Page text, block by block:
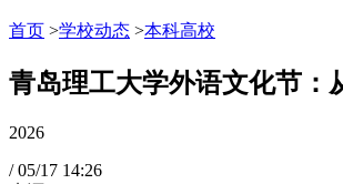
首页 >学校动态 >本科高校
青岛理工大学外语文化节：
2026
/ 05/17 14:26